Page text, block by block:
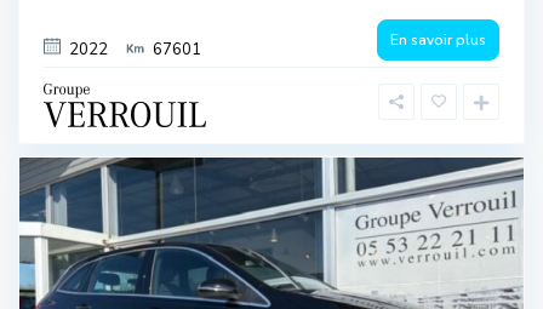
2022 67601 En savoir plus